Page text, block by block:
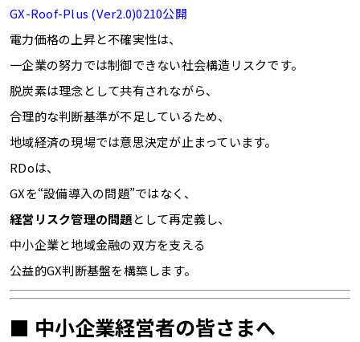
GX-Roof-Plus (Ver2.0)0210公開
電力価格の上昇と不確実性は、
一企業の努力では制御できない社会構造リスクです。
脱炭素は理念として共有されながら、
合理的な判断基準が不足しているため、
地域経済の現場では意思決定が止まっています。
RDoは、
GXを“設備導入の問題”ではなく、
経営リスク管理の問題として再定義し、
中小企業と地域金融の双方を支える
公益的GX判断基盤を構築します。
■ 中小企業経営者の皆さまへ